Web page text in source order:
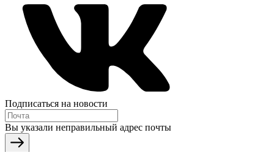
Подписаться на новости
Вы указали неправильный адрес почты